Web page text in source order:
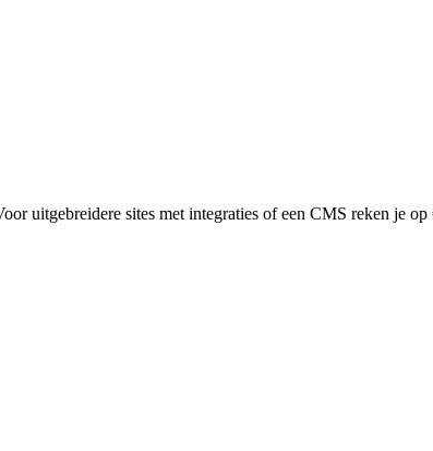
uitgebreidere sites met integraties of een CMS reken je